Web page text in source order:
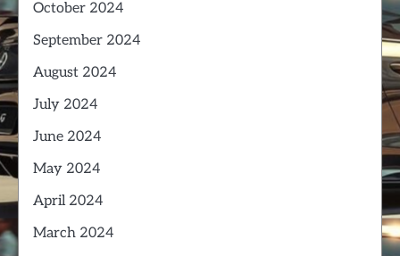
October 2024
September 2024
August 2024
July 2024
June 2024
May 2024
April 2024
March 2024